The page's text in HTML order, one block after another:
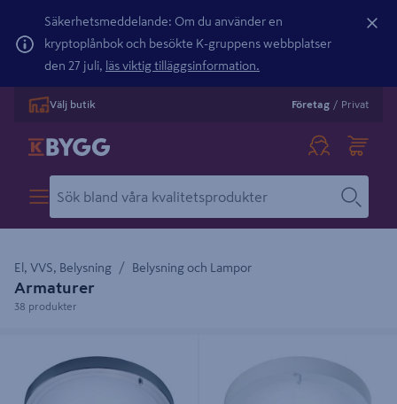
Säkerhetsmeddelande: Om du använder en
kryptoplånbok och besökte K-gruppens webbplatser
den 27 juli, läs viktig tilläggsinformation.
Välj butik Företag / Privat
El, VVS, Belysning Belysning och Lampor
Armaturer
38 produkter
IP44/43 E27 2X40